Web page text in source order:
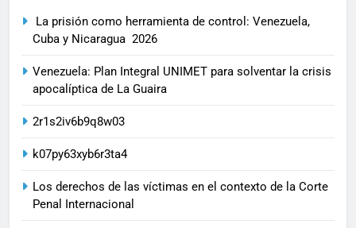
La prisión como herramienta de control: Venezuela,
Cuba y Nicaragua 2026
Venezuela: Plan Integral UNIMET para solventar la crisis
apocalíptica de La Guaira
2r1s2iv6b9q8w03
k07py63xyb6r3ta4
Los derechos de las víctimas en el contexto de la Corte
Penal Internacional